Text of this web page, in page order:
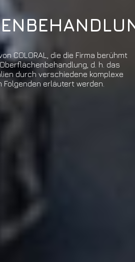
COLORAL, die die Firma berühmt
d. h. das
durch verschiedene komplexe
Folgenden erläutert werden.